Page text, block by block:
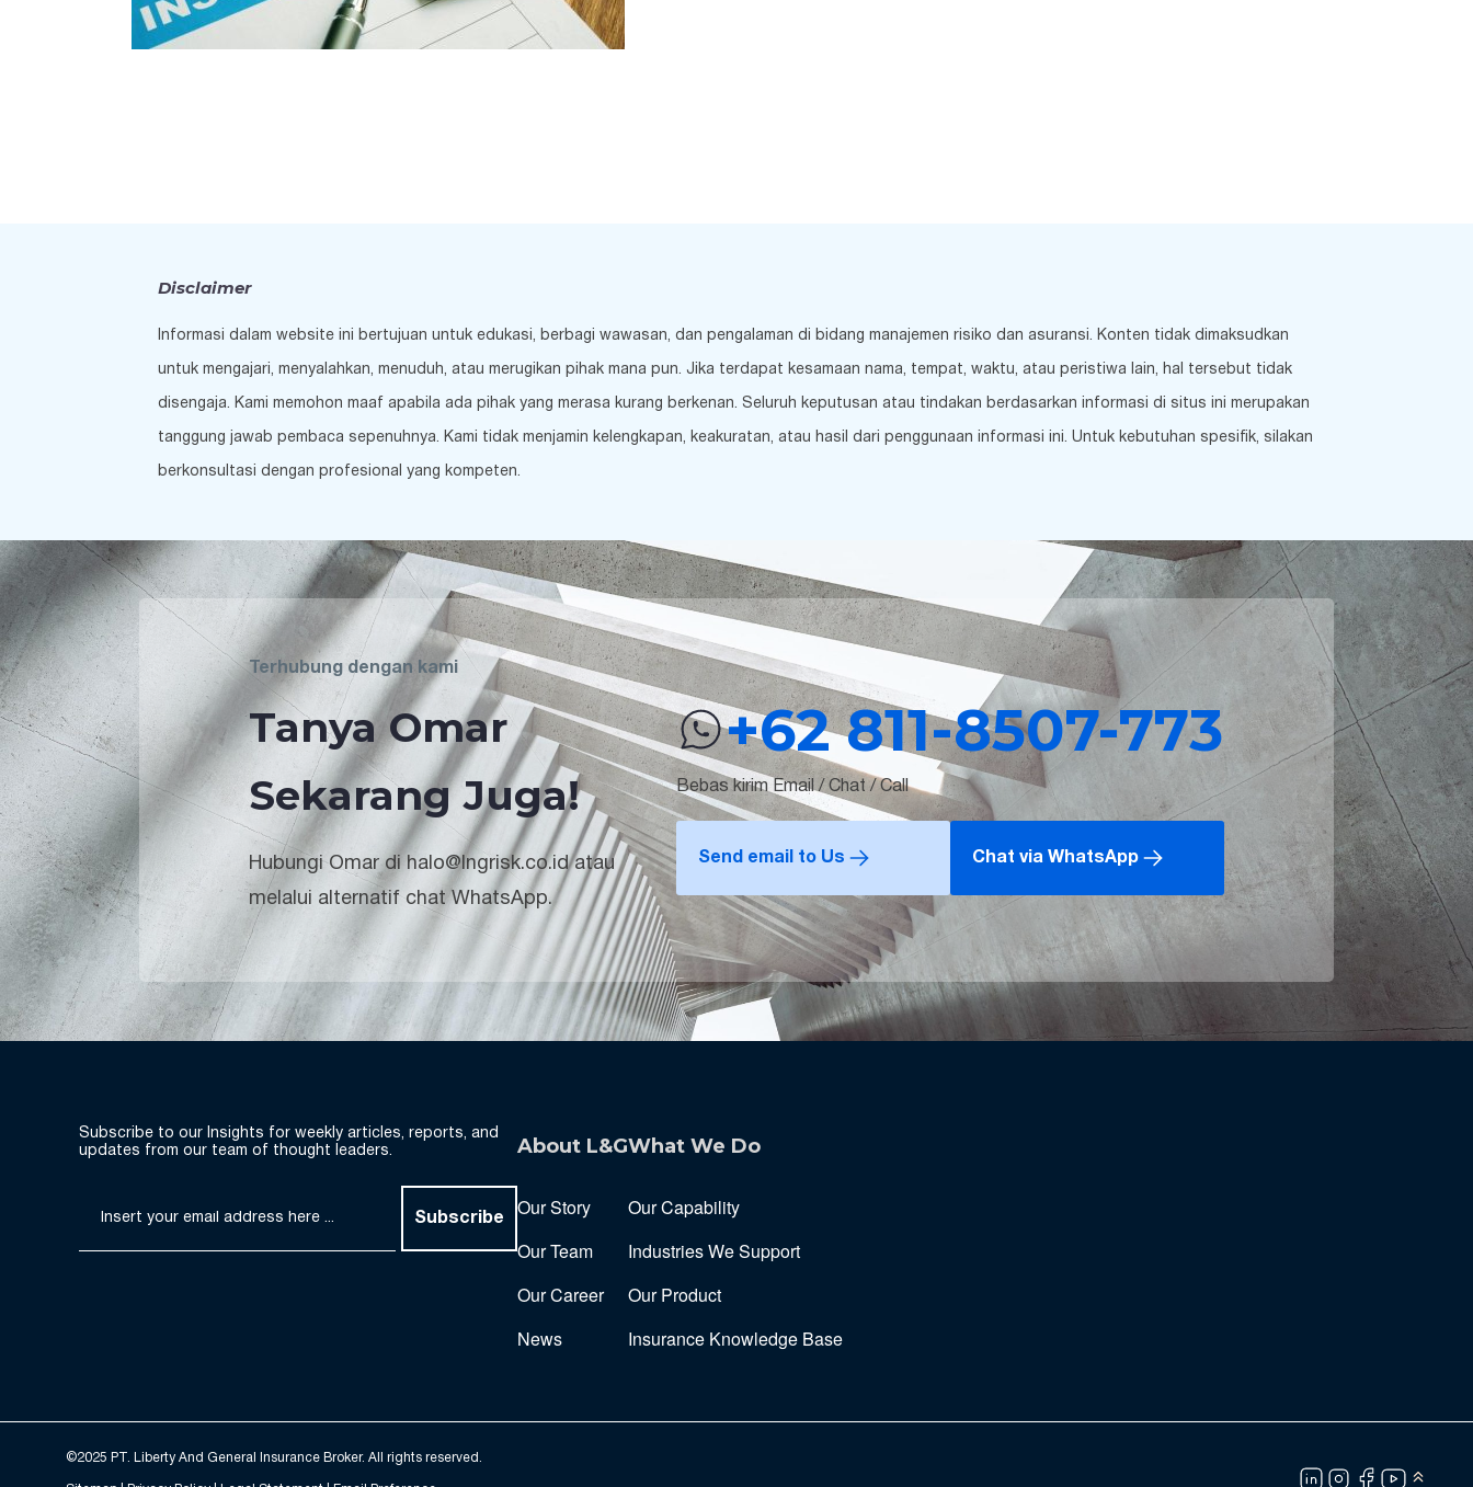
Disclaimer
Informasi dalam website ini bertujuan untuk edukasi, berbagi wawasan, dan pengalaman di bidang manajemen risiko dan asuransi. Konten tidak dimaksudkan
untuk mengajari, menyalahkan, menuduh, atau merugikan pihak mana pun. Jika terdapat kesamaan nama, tempat, waktu, atau peristiwa lain, hal tersebut tidak
disengaja. Kami memohon maaf apabila ada pihak yang merasa kurang berkenan. Seluruh keputusan atau tindakan berdasarkan informasi di situs ini merupakan
tanggung jawab pembaca sepenuhnya. Kami tidak menjamin kelengkapan, keakuratan, atau hasil dari penggunaan informasi ini. Untuk kebutuhan spesifik, silakan
berkonsultasi dengan profesional yang kompeten.
Terhubung dengan kami
Tanya Omar
Sekarang Juga!
Hubungi Omar di halo@lngrisk.co.id atau
melalui alternatif chat WhatsApp.
+62 811-8507-773
Bebas kirim Email / Chat / Call
Send email to Us Chat via WhatsApp
Subscribe to our Insights for weekly articles, reports, and
updates from our team of thought leaders.
Subscribe
About L&G
Our Story
Our Team
Our Career
News
What We Do
Our Capability
Industries We Support
Our Product
Insurance Knowledge Base
©2025 PT. Liberty And General Insurance Broker. All rights reserved.